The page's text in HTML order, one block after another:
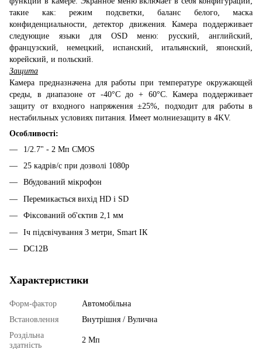
такие как: режим подсветки, баланс белого, маска
конфиденциальности, детектор движения. Камера поддерживает
следующие языки для OSD меню: русский, английский,
французский, немецкий, испанский, итальянский, японский,
корейский, и польский.
Защита
Камера предназначена для работы при температуре окружающей
среды, в диапазоне от -40°C до + 60°С. Камера поддерживает
защиту от входного напряжения ±25%, подходит для работы в
нестабильных условиях питания. Имеет молниезащиту в 4KV.
Особливості:
1/2.7" - 2 Мп CMOS
25 кадрів/с при дозволі 1080р
Вбудований мікрофон
Перемикається вихід HD і SD
Фіксований об'єктив 2,1 мм
Іч підсвічування 3 метри, Smart ІК
DC12В
Характеристики
Форм-фактор
Автомобільна
Встановлення
Внутрішня / Вулична
Роздільна
здатність
2 Мп